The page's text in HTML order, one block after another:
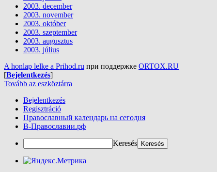
2003. december
2003. november
2003. október
2003. szeptember
2003. augusztus
2003. július
A honlap lelke a Prihod.ru при поддержке ORTOX.RU
[Bejelentkezés]
Tovább az eszköztárra
Bejelentkezés
Regisztráció
Православный календарь на сегодня
В-Православии.рф
Keresés